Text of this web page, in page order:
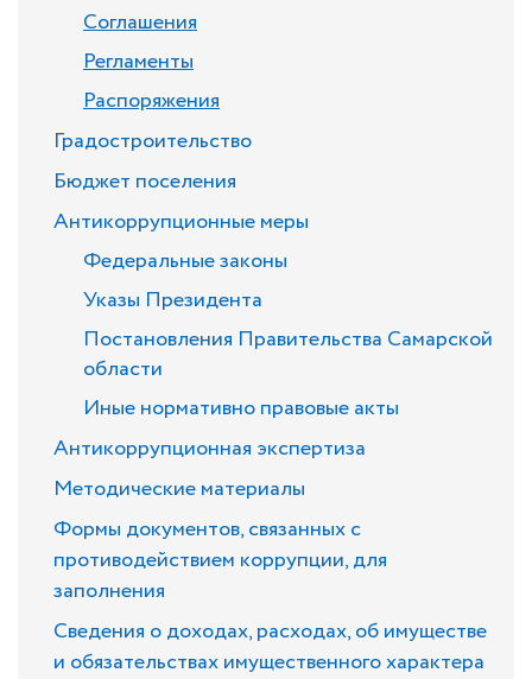
Соглашения
Регламенты
Распоряжения
Градостроительство
Бюджет поселения
Антикоррупционные меры
Федеральные законы
Указы Президента
Постановления Правительства Самарской
области
Иные нормативно правовые акты
Антикоррупционная экспертиза
Методические материалы
Формы документов, связанных с
противодействием коррупции, для
заполнения
Сведения о доходах, расходах, об имуществе
и обязательствах имущественного характера